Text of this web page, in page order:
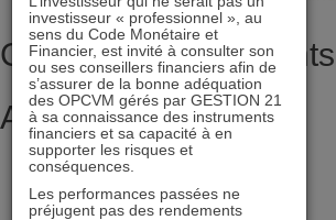
Commentaires récents
Archives
juillet 2026
juin 2026
investisseur « professionnel », au
sens du Code Monétaire et
Financier, est invité à consulter son
ou ses conseillers financiers afin de
s’assurer de la bonne adéquation
des OPCVM gérés par GESTION 21
à sa connaissance des instruments
financiers et sa capacité à en
supporter les risques et
conséquences.
Les performances passées ne
préjugent pas des rendements